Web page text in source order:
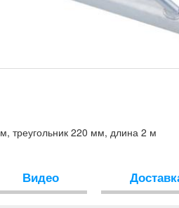
треугольник 220 мм, длина 2 м
Видео